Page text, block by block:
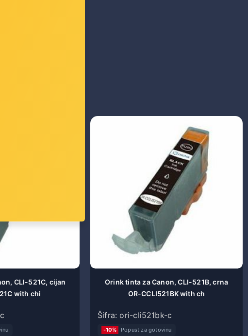
CLI-521C, cijan
with chi
Orink tinta za Canon, CLI-521B, crna
OR-CCLI521BK with ch
Šifra: ori-cli521bk-c
-10% Popust za gotovinu